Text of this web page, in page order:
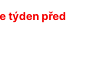
týden před